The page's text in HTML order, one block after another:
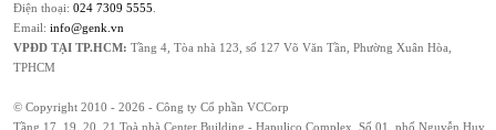
Điện thoại: 024 7309 5555
Email: info@genk.vn
VPĐD TẠI TP.HCM: Tầng 4, Tòa nhà 123, số 127 Võ Văn Tần, Phường Xuân Hòa,
TPHCM
© Copyright 2010 - 2026 - Công ty Cổ phần VCCorp
Tầng 17, 19, 20, 21 Toà nhà Center Building - Hapulico Complex, Số 01, phố Nguyễn Huy